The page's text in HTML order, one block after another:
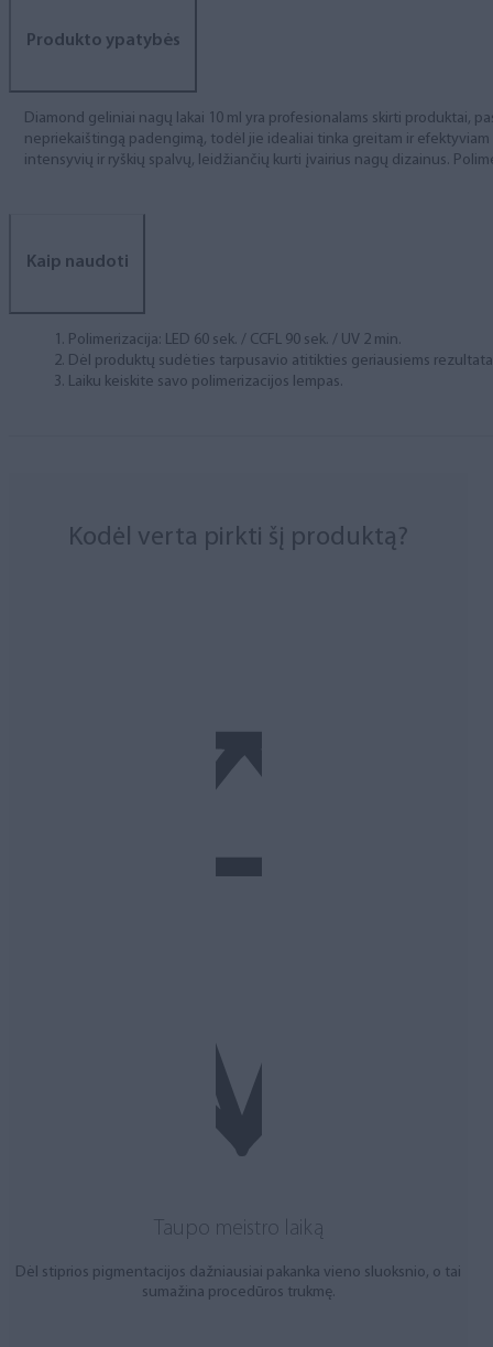
Produkto ypatybės
Diamond geliniai nagų lakai 10 ml yra profesionalams skirti produktai,
nepriekaištingą padengimą, todėl jie idealiai tinka greitam ir
intensyvių ir ryškių spalvų, leidžiančių kurti įvairius nagų dizainus.
Kaip naudoti
Polimerizacija: LED 60 sek. / CCFL 90 sek. / UV 2 min.
Dėl produktų sudėties tarpusavio atitikties geriausiems
Laiku keiskite savo polimerizacijos lempas.
Kodėl verta pirkti šį produktą?
Taupo meistro laiką
Dėl stiprios pigmentacijos dažniausiai pakanka vieno sluoksnio, o tai
sumažina procedūros trukmę.